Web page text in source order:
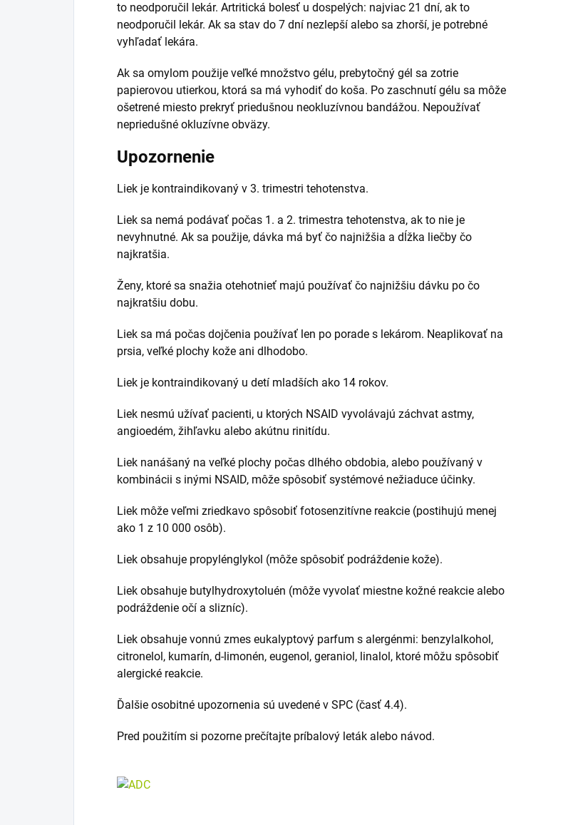
to neodporučil lekár. Artritická bolesť u dospelých: najviac 21 dní, ak to
neodporučil lekár. Ak sa stav do 7 dní nezlepší alebo sa zhorší, je potrebné
vyhľadať lekára.
Ak sa omylom použije veľké množstvo gélu, prebytočný gél sa zotrie
papierovou utierkou, ktorá sa má vyhodiť do koša. Po zaschnutí gélu sa môže
ošetrené miesto prekryť priedušnou neokluzívnou bandážou. Nepoužívať
nepriedušné okluzívne obväzy.
Upozornenie
Liek je kontraindikovaný v 3. trimestri tehotenstva.
Liek sa nemá podávať počas 1. a 2. trimestra tehotenstva, ak to nie je
nevyhnutné. Ak sa použije, dávka má byť čo najnižšia a dĺžka liečby čo
najkratšia.
Ženy, ktoré sa snažia otehotnieť majú používať čo najnižšiu dávku po čo
najkratšiu dobu.
Liek sa má počas dojčenia používať len po porade s lekárom. Neaplikovať na
prsia, veľké plochy kože ani dlhodobo.
Liek je kontraindikovaný u detí mladších ako 14 rokov.
Liek nesmú užívať pacienti, u ktorých NSAID vyvolávajú záchvat astmy,
angioedém, žihľavku alebo akútnu rinitídu.
Liek nanášaný na veľké plochy počas dlhého obdobia, alebo používaný v
kombinácii s inými NSAID, môže spôsobiť systémové nežiaduce účinky.
Liek môže veľmi zriedkavo spôsobiť fotosenzitívne reakcie (postihujú menej
ako 1 z 10 000 osôb).
Liek obsahuje propylénglykol (môže spôsobiť podráždenie kože).
Liek obsahuje butylhydroxytoluén (môže vyvolať miestne kožné reakcie alebo
podráždenie očí a slizníc).
Liek obsahuje vonnú zmes eukalyptový parfum s alergénmi: benzylalkohol,
citronelol, kumarín, d-limonén, eugenol, geraniol, linalol, ktoré môžu spôsobiť
alergické reakcie.
Ďalšie osobitné upozornenia sú uvedené v SPC (časť 4.4).
Pred použitím si pozorne prečítajte príbalový leták alebo návod.